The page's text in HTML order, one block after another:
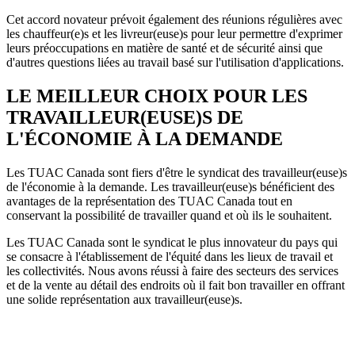
Cet accord novateur prévoit également des réunions régulières avec
les chauffeur(e)s et les livreur(euse)s pour leur permettre d'exprimer
leurs préoccupations en matière de santé et de sécurité ainsi que
d'autres questions liées au travail basé sur l'utilisation d'applications.
LE MEILLEUR CHOIX POUR LES
TRAVAILLEUR(EUSE)S DE
L'ÉCONOMIE À LA DEMANDE
Les TUAC Canada sont fiers d'être le syndicat des travailleur(euse)s
de l'économie à la demande. Les travailleur(euse)s bénéficient des
avantages de la représentation des TUAC Canada tout en
conservant la possibilité de travailler quand et où ils le souhaitent.
Les TUAC Canada sont le syndicat le plus innovateur du pays qui
se consacre à l'établissement de l'équité dans les lieux de travail et
les collectivités. Nous avons réussi à faire des secteurs des services
et de la vente au détail des endroits où il fait bon travailler en offrant
une solide représentation aux travailleur(euse)s.